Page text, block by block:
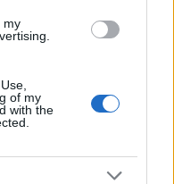
my
of my
with the
τη διακριτική
αισθητική των
κατάφυτος
και η
διαμερίσματα έχει